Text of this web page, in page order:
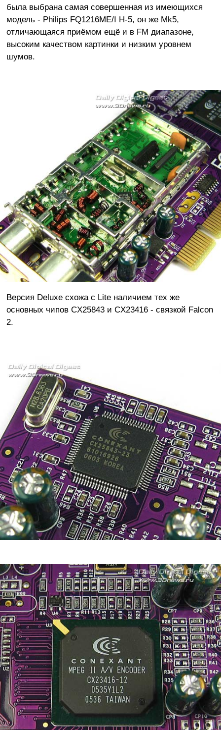
была выбрана самая совершенная из имеющихся
модель - Philips FQ1216ME/I H-5, он же Mk5,
отличающаяся приёмом ещё и в FM диапазоне,
высоким качеством картинки и низким уровнем
шумов.
Версия Deluxe схожа с Lite наличием тех же
основных чипов CX25843 и CX23416 - связкой Falcon
2.